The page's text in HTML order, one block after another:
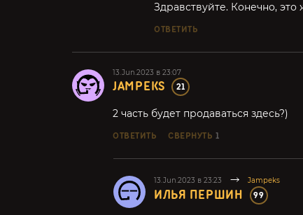
Здравствуйте. Конечно,
ОТВЕТИТЬ
13.Jun.2023 в 23:07
JAMPEKS 21
2 часть будет продаваться здесь?)
ОТВЕТИТЬ СВЕРНУТЬ 1
13.Jun.2023 в 23:23 Jampeks
ИЛЬЯ ПЕРШИН 99